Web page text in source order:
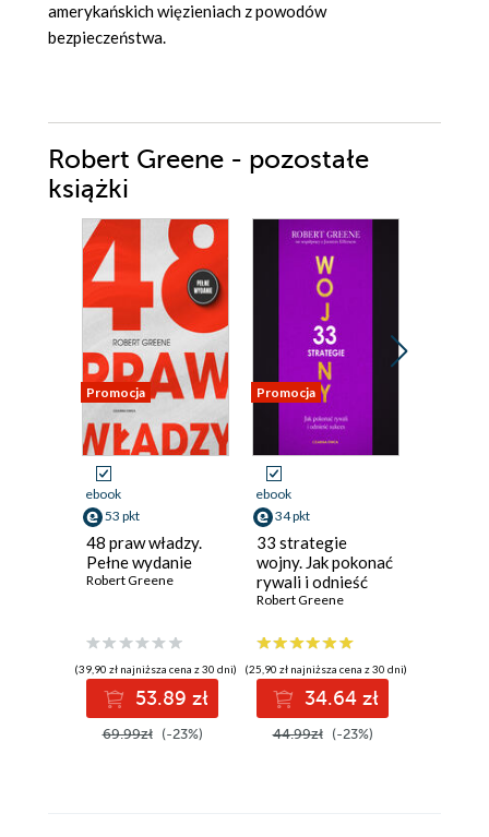
amerykańskich więzieniach z powodów
bezpieczeństwa.
Robert Greene - pozostałe
książki
Promocja
ebook
53 pkt
48 praw władzy.
Pełne wydanie
Robert Greene
(39,90 zł najniższa cena z 30 dni)
53.89 zł
69.99zł (-23%)
Promocja
ebook
34 pkt
33 strategie
wojny. Jak pokonać
rywali i odnieść
sukces
Robert Greene
(25,90 zł najniższa cena z 30 dni)
34.64 zł
44.99zł (-23%)